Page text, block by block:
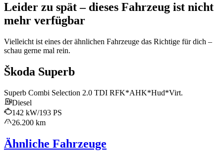
Leider zu spät – dieses Fahrzeug ist nicht
mehr verfügbar
Vielleicht ist eines der ähnlichen Fahrzeuge das Richtige für dich –
schau gerne mal rein.
Škoda Superb
Superb Combi Selection 2.0 TDI RFK*AHK*Hud*Virt.
Diesel
142 kW/193 PS
26.200 km
Ähnliche Fahrzeuge